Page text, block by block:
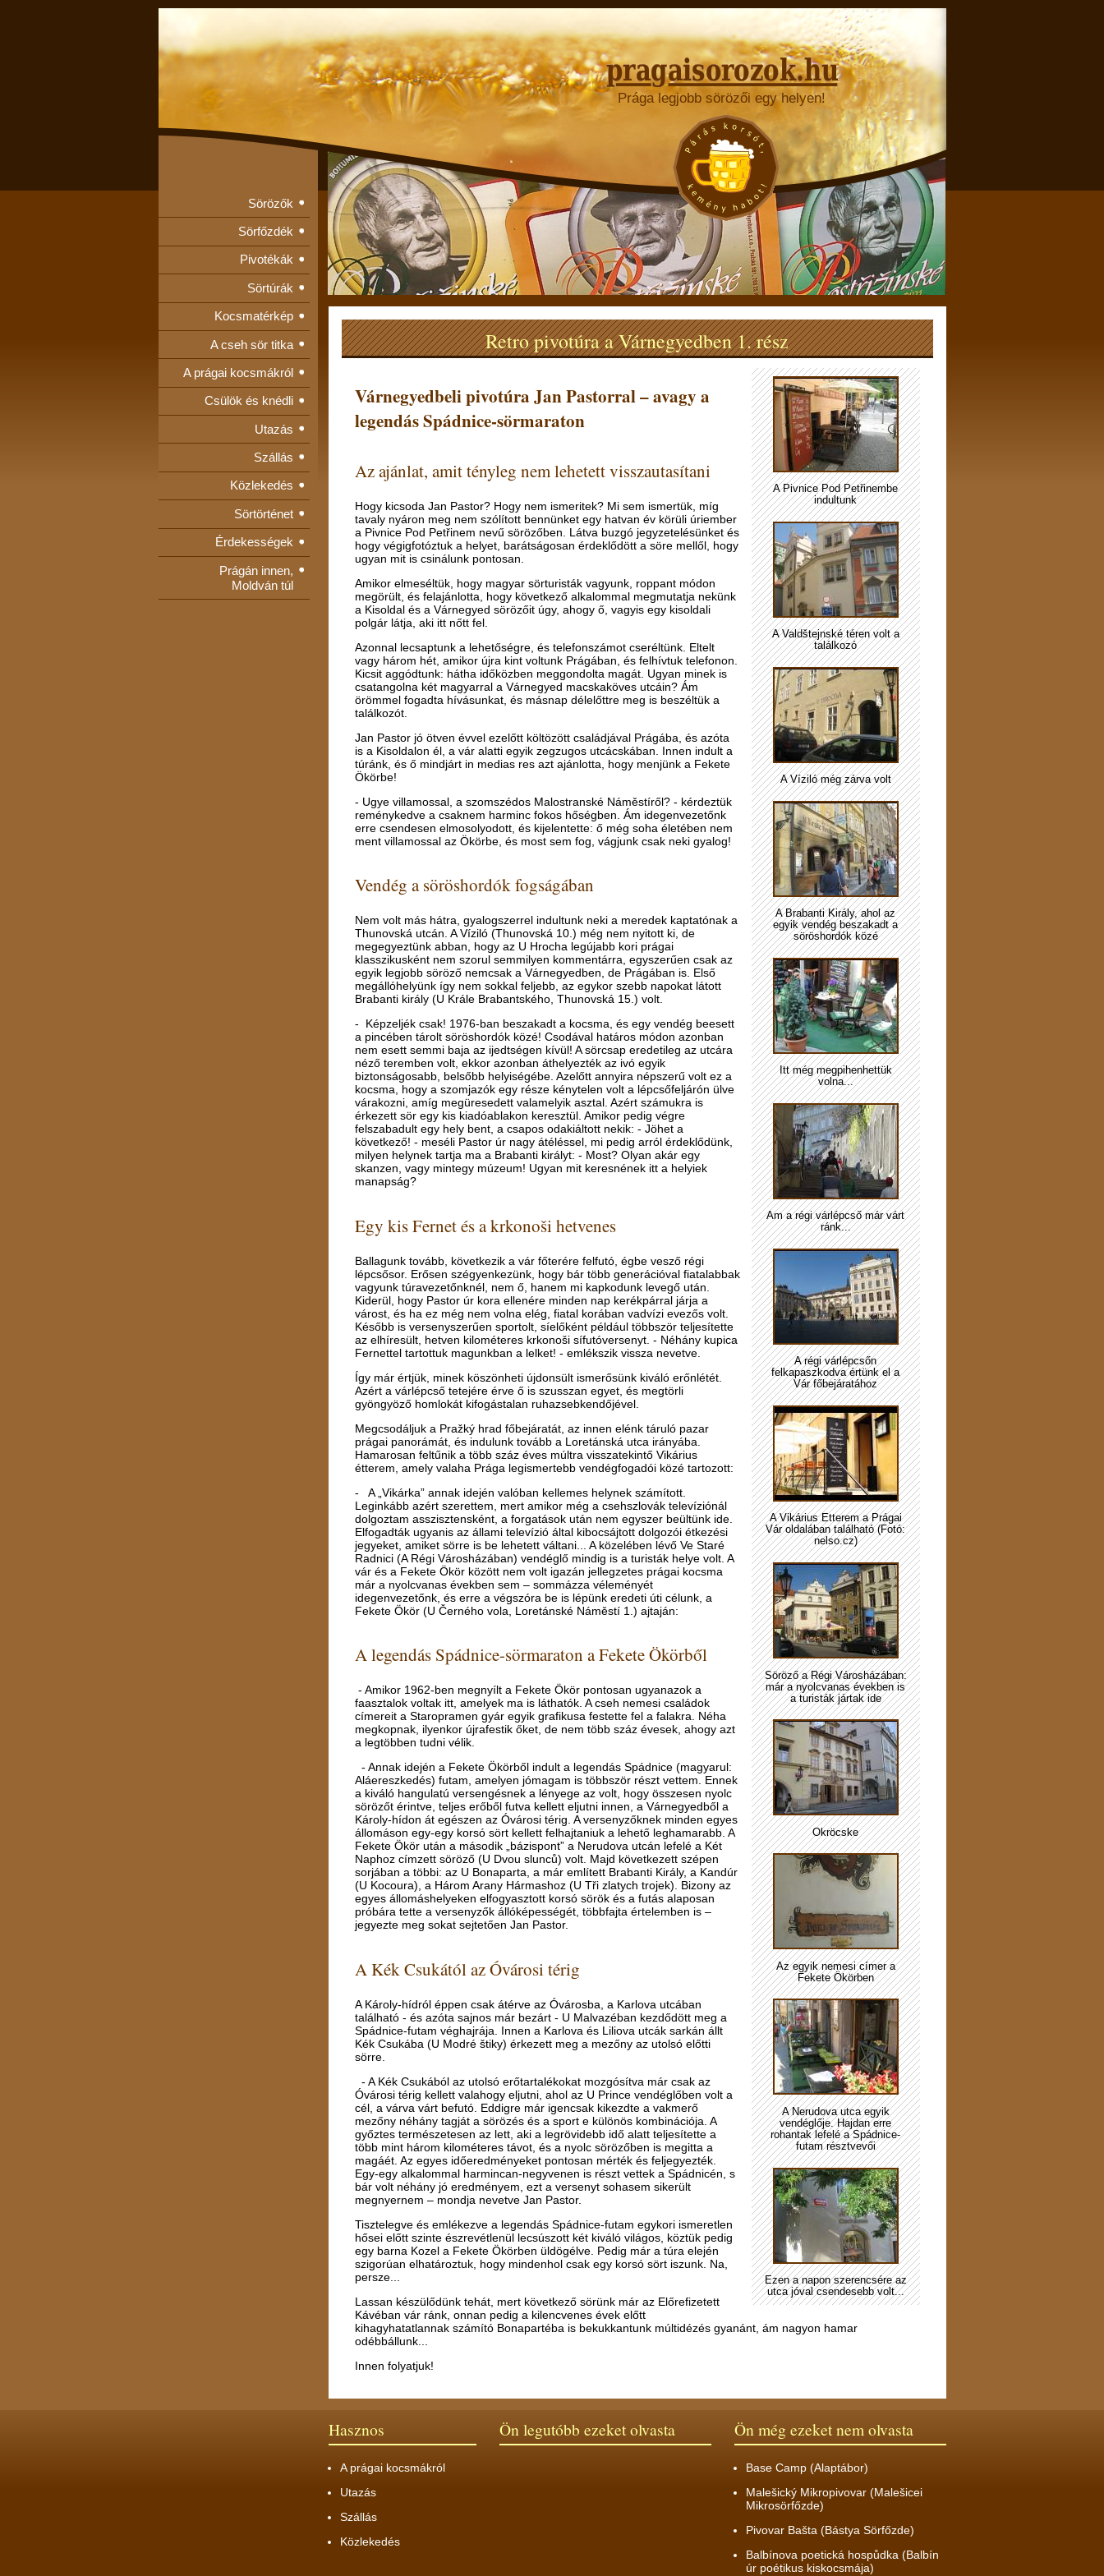
Prága legjobb sörözői egy helyen!
Sörözők
Sörfőzdék
Pivotékák
Sörtúrák
Kocsmatérkép
A cseh sör titka
A prágai kocsmákról
Csülök és knédli
Utazás
Szállás
Közlekedés
Sörtörténet
Érdekességek
Prágán innen,
Moldván túl
Retro pivotúra a Várnegyedben 1. rész
A Pivnice Pod Petřinembe
indultunk
A Valdštejnské téren volt a
találkozó
A Víziló még zárva volt
A Brabanti Király, ahol az
egyik vendég beszakadt a
söröshordók közé
Itt még megpihenhettük
volna...
Ám a régi várlépcső már várt
ránk...
A régi várlépcsőn
felkapaszkodva értünk el a
Vár főbejáratához
A Vikárius Étterem a Prágai
Vár oldalában található (Fotó:
nelso.cz)
Söröző a Régi Városházában:
már a nyolcvanas években is
a turisták jártak ide
Ökröcske
Az egyik nemesi címer a
Fekete Ökörben
A Nerudova utca egyik
vendéglője. Hajdan erre
rohantak lefelé a Spádnice-
futam résztvevői
Ezen a napon szerencsére az
utca jóval csendesebb volt...
Várnegyedbeli pivotúra Jan Pastorral – avagy a
legendás Spádnice-sörmaraton
Az ajánlat, amit tényleg nem lehetett visszautasítani
Hogy kicsoda Jan Pastor? Hogy nem ismeritek? Mi sem ismertük, míg
tavaly nyáron meg nem szólított bennünket egy hatvan év körüli úriember
a Pivnice Pod Petřinem nevű sörözőben. Látva buzgó jegyzetelésünket és
hogy végigfotóztuk a helyet, barátságosan érdeklődött a söre mellől, hogy
ugyan mit is csinálunk pontosan.
Amikor elmeséltük, hogy magyar sörturisták vagyunk, roppant módon
megörült, és felajánlotta, hogy következő alkalommal megmutatja nekünk
a Kisoldal és a Várnegyed sörözőit úgy, ahogy ő, vagyis egy kisoldali
polgár látja, aki itt nőtt fel.
Azonnal lecsaptunk a lehetőségre, és telefonszámot cseréltünk. Eltelt
vagy három hét, amikor újra kint voltunk Prágában, és felhívtuk telefonon.
Kicsit aggódtunk: hátha időközben meggondolta magát. Ugyan minek is
csatangolna két magyarral a Várnegyed macskaköves utcáin? Ám
örömmel fogadta hívásunkat, és másnap délelőttre meg is beszéltük a
találkozót.
Jan Pastor jó ötven évvel ezelőtt költözött családjával Prágába, és azóta
is a Kisoldalon él, a vár alatti egyik zegzugos utcácskában. Innen indult a
túránk, és ő mindjárt in medias res azt ajánlotta, hogy menjünk a Fekete
Ökörbe!
- Ugye villamossal, a szomszédos Malostranské Náměstíről? - kérdeztük
reménykedve a csaknem harminc fokos hőségben. Ám idegenvezetőnk
erre csendesen elmosolyodott, és kijelentette: ő még soha életében nem
ment villamossal az Ökörbe, és most sem fog, vágjunk csak neki gyalog!
Vendég a söröshordók fogságában
Nem volt más hátra, gyalogszerrel indultunk neki a meredek kaptatónak a
Thunovská utcán. A Víziló (Thunovská 10.) még nem nyitott ki, de
megegyeztünk abban, hogy az U Hrocha legújabb kori prágai
klasszikusként nem szorul semmilyen kommentárra, egyszerűen csak az
egyik legjobb söröző nemcsak a Várnegyedben, de Prágában is. Első
megállóhelyünk így nem sokkal feljebb, az egykor szebb napokat látott
Brabanti király (U Krále Brabantského, Thunovská 15.) volt.
- Képzeljék csak! 1976-ban beszakadt a kocsma, és egy vendég beesett
a pincében tárolt söröshordók közé! Csodával határos módon azonban
nem esett semmi baja az ijedtségen kívül! A sörcsap eredetileg az utcára
néző teremben volt, ekkor azonban áthelyezték az ivó egyik
biztonságosabb, belsőbb helyiségébe. Azelőtt annyira népszerű volt ez a
kocsma, hogy a szomjazók egy része kénytelen volt a lépcsőfeljárón ülve
várakozni, amíg megüresedett valamelyik asztal. Azért számukra is
érkezett sör egy kis kiadóablakon keresztül. Amikor pedig végre
felszabadult egy hely bent, a csapos odakiáltott nekik: - Jöhet a
következő! - meséli Pastor úr nagy átéléssel, mi pedig arról érdeklődünk,
milyen helynek tartja ma a Brabanti királyt: - Most? Olyan akár egy
skanzen, vagy mintegy múzeum! Ugyan mit keresnének itt a helyiek
manapság?
Egy kis Fernet és a krkonoši hetvenes
Ballagunk tovább, következik a vár főterére felfutó, égbe vesző régi
lépcsősor. Erősen szégyenkezünk, hogy bár több generációval fiatalabbak
vagyunk túravezetőnknél, nem ő, hanem mi kapkodunk levegő után.
Kiderül, hogy Pastor úr kora ellenére minden nap kerékpárral járja a
várost, és ha ez még nem volna elég, fiatal korában vadvízi evezős volt.
Később is versenyszerűen sportolt, síelőként például többször teljesítette
az elhíresült, hetven kilométeres krkonoši sífutóversenyt. - Néhány kupica
Fernettel tartottuk magunkban a lelket! - emlékszik vissza nevetve.
Így már értjük, minek köszönheti újdonsült ismerősünk kiváló erőnlétét.
Azért a várlépcső tetejére érve ő is szusszan egyet, és megtörli
gyöngyöző homlokát kifogástalan ruhazsebkendőjével.
Megcsodáljuk a Pražký hrad főbejáratát, az innen elénk táruló pazar
prágai panorámát, és indulunk tovább a Loretánská utca irányába.
Hamarosan feltűnik a több száz éves múltra visszatekintő Vikárius
étterem, amely valaha Prága legismertebb vendégfogadói közé tartozott:
- A „Vikárka” annak idején valóban kellemes helynek számított.
Leginkább azért szerettem, mert amikor még a csehszlovák televíziónál
dolgoztam asszisztensként, a forgatások után nem egyszer beültünk ide.
Elfogadták ugyanis az állami televízió által kibocsájtott dolgozói étkezési
jegyeket, amiket sörre is be lehetett váltani... A közelében lévő Ve Staré
Radnici (A Régi Városházában) vendéglő mindig is a turisták helye volt. A
vár és a Fekete Ökör között nem volt igazán jellegzetes prágai kocsma
már a nyolcvanas években sem – sommázza véleményét
idegenvezetőnk, és erre a végszóra be is lépünk eredeti úti célunk, a
Fekete Ökör (U Černého vola, Loretánské Náměstí 1.) ajtaján:
A legendás Spádnice-sörmaraton a Fekete Ökörből
- Amikor 1962-ben megnyílt a Fekete Ökör pontosan ugyanazok a
faasztalok voltak itt, amelyek ma is láthatók. A cseh nemesi családok
címereit a Staropramen gyár egyik grafikusa festette fel a falakra. Néha
megkopnak, ilyenkor újrafestik őket, de nem több száz évesek, ahogy azt
a legtöbben tudni vélik.
- Annak idején a Fekete Ökörből indult a legendás Spádnice (magyarul:
Aláereszkedés) futam, amelyen jómagam is többször részt vettem. Ennek
a kiváló hangulatú versengésnek a lényege az volt, hogy összesen nyolc
sörözőt érintve, teljes erőből futva kellett eljutni innen, a Várnegyedből a
Károly-hídon át egészen az Óvárosi térig. A versenyzőknek minden egyes
állomáson egy-egy korsó sört kellett felhajtaniuk a lehető leghamarabb. A
Fekete Ökör után a második „bázispont” a Nerudova utcán lefelé a Két
Naphoz címzett söröző (U Dvou slunců) volt. Majd következett szépen
sorjában a többi: az U Bonaparta, a már említett Brabanti Király, a Kandúr
(U Kocoura), a Három Arany Hármashoz (U Tři zlatych trojek). Bizony az
egyes állomáshelyeken elfogyasztott korsó sörök és a futás alaposan
próbára tette a versenyzők állóképességét, többfajta értelemben is –
jegyezte meg sokat sejtetően Jan Pastor.
A Kék Csukától az Óvárosi térig
A Károly-hídról éppen csak átérve az Óvárosba, a Karlova utcában
található - és azóta sajnos már bezárt - U Malvazéban kezdődött meg a
Spádnice-futam véghajrája. Innen a Karlova és Liliova utcák sarkán állt
Kék Csukába (U Modré štiky) érkezett meg a mezőny az utolsó előtti
sörre.
- A Kék Csukából az utolsó erőtartalékokat mozgósítva már csak az
Óvárosi térig kellett valahogy eljutni, ahol az U Prince vendéglőben volt a
cél, a várva várt befutó. Eddigre már igencsak kikezdte a vakmerő
mezőny néhány tagját a sörözés és a sport e különös kombinációja. A
győztes természetesen az lett, aki a legrövidebb idő alatt teljesítette a
több mint három kilométeres távot, és a nyolc sörözőben is megitta a
magáét. Az egyes időeredményeket pontosan mérték és feljegyezték.
Egy-egy alkalommal harmincan-negyvenen is részt vettek a Spádnicén, s
bár volt néhány jó eredményem, ezt a versenyt sohasem sikerült
megnyernem – mondja nevetve Jan Pastor.
Tisztelegve és emlékezve a legendás Spádnice-futam egykori ismeretlen
hősei előtt szinte észrevétlenül lecsúszott két kiváló világos, köztük pedig
egy barna Kozel a Fekete Ökörben üldögélve. Pedig már a túra elején
szigorúan elhatároztuk, hogy mindenhol csak egy korsó sört iszunk. Na,
persze...
Lassan készülődünk tehát, mert következő sörünk már az Előrefizetett
Kávéban vár ránk, onnan pedig a kilencvenes évek előtt
kihagyhatatlannak számító Bonapartéba is bekukkantunk múltidézés gyanánt, ám nagyon hamar
odébbállunk...
Innen folyatjuk!
Ön még ezeket nem olvasta
Base Camp (Alaptábor)
Malešický Mikropivovar (Malešicei
Mikrosörfőzde)
Pivovar Bašta (Bástya Sörfőzde)
Balbínova poetická hospůdka (Balbín
úr poétikus kiskocsmája)
Ön legutóbb ezeket olvasta
Hasznos
A prágai kocsmákról
Utazás
Szállás
Közlekedés